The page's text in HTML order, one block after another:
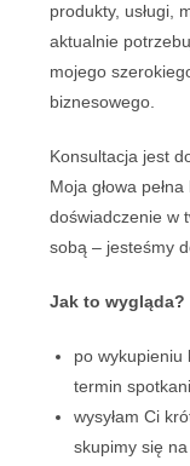
produkty, usługi,
aktualnie
mojego
biznesowego.
Konsultacja jest
Moja głowa
doświadczenie w
sobą – jesteśmy
Jak to wygląda?
po wykupieniu
termin
wysyłam Ci
skupimy się